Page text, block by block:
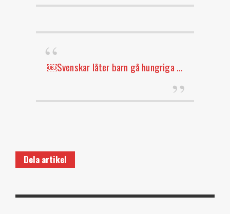
￼Svenskar låter barn gå hungriga …
Dela artikel